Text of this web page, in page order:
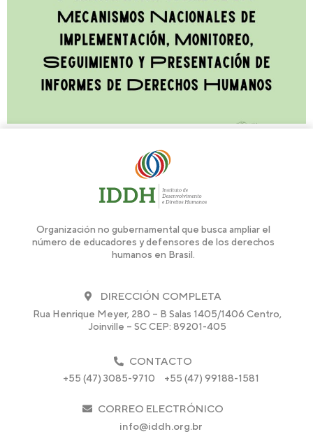
Organización no gubernamental que busca ampliar el
número de educadores y defensores de los derechos
humanos en Brasil.
DIRECCIÓN COMPLETA
Rua Henrique Meyer, 280 – B Salas 1405/1406 Centro,
Joinville – SC CEP: 89201-405
CONTACTO
+55 (47) 3085-9710 +55 (47) 99188-1581
CORREO ELECTRÓNICO
info@iddh.org.br